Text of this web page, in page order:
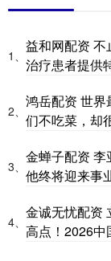
1、
益和网配资
治疗患者提供
2、
鸿岳配资 世界
们不吃菜，却
3、
金蝉子配资
他终将迎来事
4、
金诚无忧配资
高点！2026中